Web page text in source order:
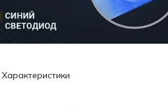
Характеристики